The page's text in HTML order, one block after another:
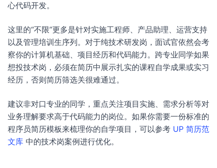
心代码开发。
这里的“不限”更多是针对实施工程师、产品助理、运营支持
以及管理培训生序列。对于纯技术研发岗，面试官依然会考
察你的计算机基础、项目经历和代码能力。跨专业同学如果
想投技术岗，必须在简历中展示扎实的课程自学成果或实习
经历，否则简历筛选关很难通过。
建议非对口专业的同学，重点关注项目实施、需求分析等对
业务理解要求高于代码能力的岗位。如果你需要一份标准的
程序员简历模板来梳理你的自学项目，可以参考 UP 简历范
文库 中的技术岗案例进行优化。